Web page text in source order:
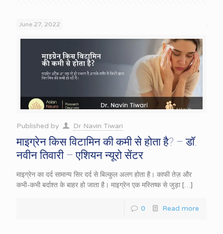
June 27, 2022
Published by Dr Navin Tiwari
माइग्रेन किस विटामिन की कमी से होता है? – डॉ.
नवीन तिवारी – एशियन न्यूरो सेंटर
माइग्रेन का दर्द सामान्य सिर दर्द से बिल्कुल अलग होता है। काफी तेज़ और
कभी-कभी बर्दाश्त के बाहर हो जाता है। माइग्रेन एक मस्तिष्क से जुड़ा […]
0 Read more